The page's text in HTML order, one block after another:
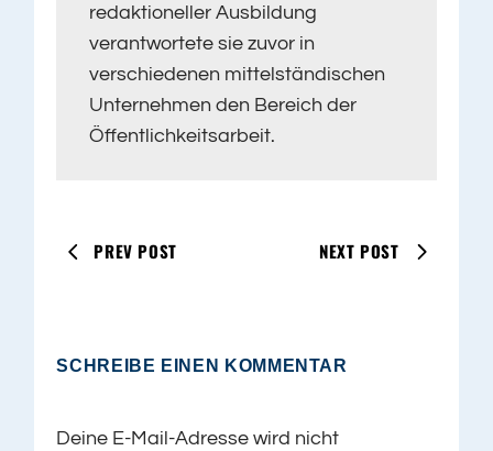
redaktioneller Ausbildung
verantwortete sie zuvor in
verschiedenen mittelständischen
Unternehmen den Bereich der
Öffentlichkeitsarbeit.
PREV POST NEXT POST
SCHREIBE EINEN KOMMENTAR
Deine E-Mail-Adresse wird nicht